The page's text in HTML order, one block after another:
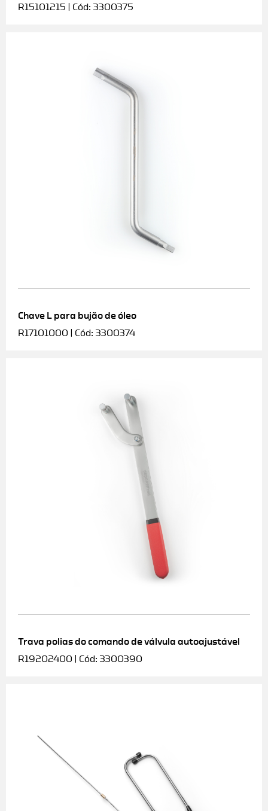
R15101215 | Cód: 3300375
Chave L para bujão de óleo
R17101000 | Cód: 3300374
Trava polias do comando de válvula autoajustável
R19202400 | Cód: 3300390